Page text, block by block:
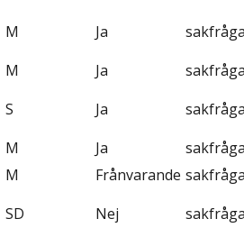
M Ja
M Ja
S Ja
M Ja
M Frånvarande
SD Nej